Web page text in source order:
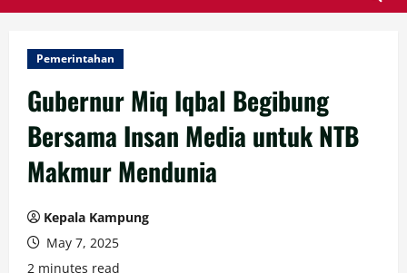
Pemerintahan
Gubernur Miq Iqbal Begibung
Bersama Insan Media untuk NTB
Makmur Mendunia
Kepala Kampung
May 7, 2025
2 minutes read